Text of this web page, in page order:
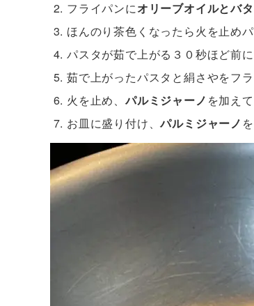
フライパンにオリーブオイルとバ
ほんのり茶色くなったら火を止め
パスタが茹で上がる３０秒ほど前
茹で上がったパスタと絹さやをフ
火を止め、パルミジャーノ を加え
お皿に盛り付け、パルミジャーノ